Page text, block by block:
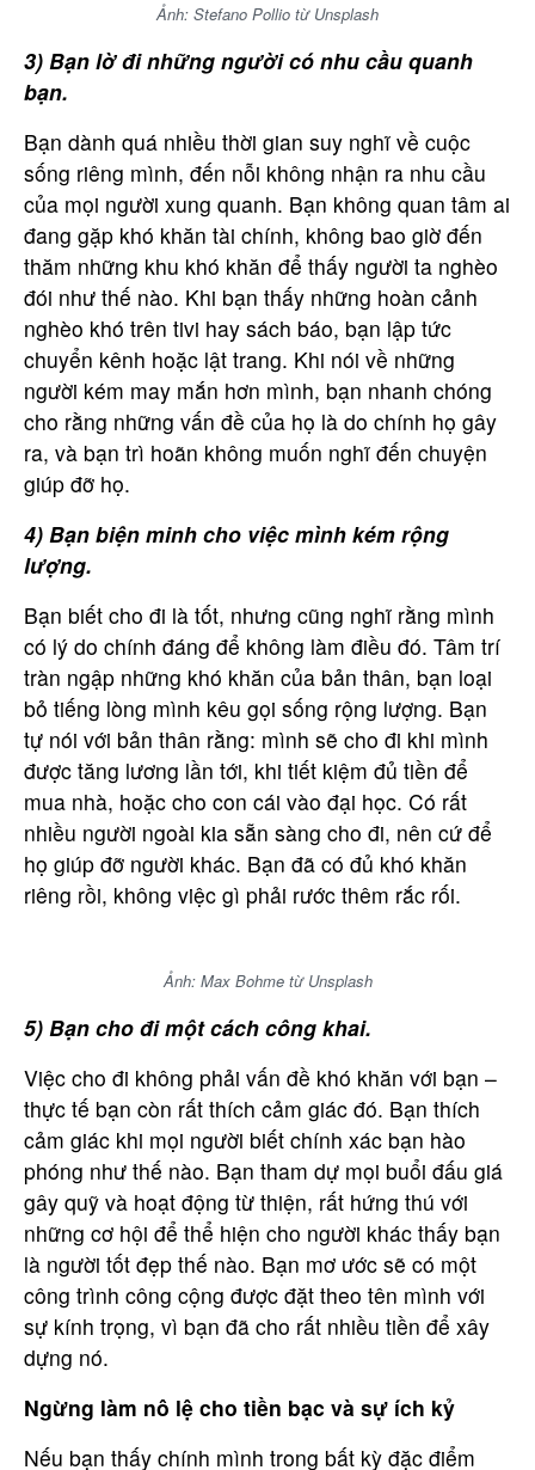
Ảnh: Stefano Pollio từ Unsplash
3) Bạn lờ đi những người có nhu cầu quanh
bạn.
Bạn dành quá nhiều thời gian suy nghĩ về cuộc
sống riêng mình, đến nỗi không nhận ra nhu cầu
của mọi người xung quanh. Bạn không quan tâm ai
đang gặp khó khăn tài chính, không bao giờ đến
thăm những khu khó khăn để thấy người ta nghèo
đói như thế nào. Khi bạn thấy những hoàn cảnh
nghèo khó trên tivi hay sách báo, bạn lập tức
chuyển kênh hoặc lật trang. Khi nói về những
người kém may mắn hơn mình, bạn nhanh chóng
cho rằng những vấn đề của họ là do chính họ gây
ra, và bạn trì hoãn không muốn nghĩ đến chuyện
giúp đỡ họ.
4) Bạn biện minh cho việc mình kém rộng
lượng.
Bạn biết cho đi là tốt, nhưng cũng nghĩ rằng mình
có lý do chính đáng để không làm điều đó. Tâm trí
tràn ngập những khó khăn của bản thân, bạn loại
bỏ tiếng lòng mình kêu gọi sống rộng lượng. Bạn
tự nói với bản thân rằng: mình sẽ cho đi khi mình
được tăng lương lần tới, khi tiết kiệm đủ tiền để
mua nhà, hoặc cho con cái vào đại học. Có rất
nhiều người ngoài kia sẵn sàng cho đi, nên cứ để
họ giúp đỡ người khác. Bạn đã có đủ khó khăn
riêng rồi, không việc gì phải rước thêm rắc rối.
Ảnh: Max Bohme từ Unsplash
5) Bạn cho đi một cách công khai.
Việc cho đi không phải vấn đề khó khăn với bạn –
thực tế bạn còn rất thích cảm giác đó. Bạn thích
cảm giác khi mọi người biết chính xác bạn hào
phóng như thế nào. Bạn tham dự mọi buổi đấu giá
gây quỹ và hoạt động từ thiện, rất hứng thú với
những cơ hội để thể hiện cho người khác thấy bạn
là người tốt đẹp thế nào. Bạn mơ ước sẽ có một
công trình công cộng được đặt theo tên mình với
sự kính trọng, vì bạn đã cho rất nhiều tiền để xây
dựng nó.
Ngừng làm nô lệ cho tiền bạc và sự ích kỷ
Nếu bạn thấy chính mình trong bất kỳ đặc điểm
Bạn cần được tư vấn thêm?
Hãy liên hệ với chúng tôi.